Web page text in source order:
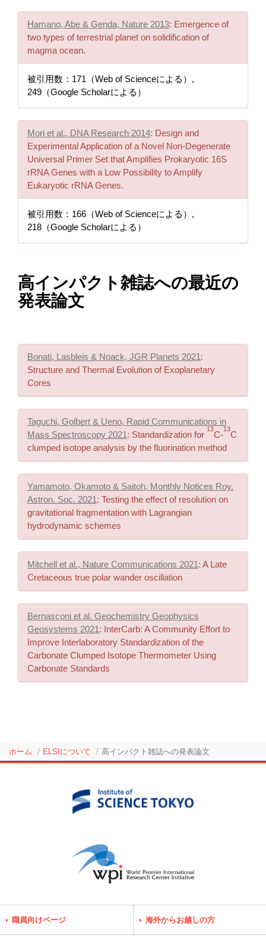
Hamano, Abe & Genda, Nature 2013: Emergence of
two types of terrestrial planet on solidification of
magma ocean.
被引用数：171（Web of Scienceによる）,
249（Google Scholarによる）
Mori et al., DNA Research 2014: Design and
Experimental Application of a Novel Non-Degenerate
Universal Primer Set that Amplifies Prokaryotic 16S
rRNA Genes with a Low Possibility to Amplify
Eukaryotic rRNA Genes.
被引用数：166（Web of Scienceによる）,
218（Google Scholarによる）
高インパクト雑誌への最近の
発表論文
Bonati, Lasbleis & Noack, JGR Planets 2021:
Structure and Thermal Evolution of Exoplanetary
Cores
Taguchi, Golbert & Ueno, Rapid Communications in
Mass Spectroscopy 2021: Standardization for
13
C-
13
C
clumped isotope analysis by the fluorination method
Yamamoto, Okamoto & Saitoh, Monthly Notices Roy.
Astron. Soc. 2021: Testing the effect of resolution on
gravitational fragmentation with Lagrangian
hydrodynamic schemes
Mitchell et al., Nature Communications 2021: A Late
Cretaceous true polar wander oscillation
Bernasconi et al. Geochemistry Geophysics
Geosystems 2021: InterCarb: A Community Effort to
Improve Interlaboratory Standardization of the
Carbonate Clumped Isotope Thermometer Using
Carbonate Standards
ホーム ELSIについて 高インパクト雑誌への発表論文
職員向けページ 海外からお越しの方